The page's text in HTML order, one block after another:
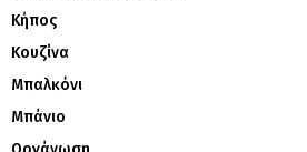
Κήπος
Κουζίνα
Μπαλκόνι
Μπάνιο